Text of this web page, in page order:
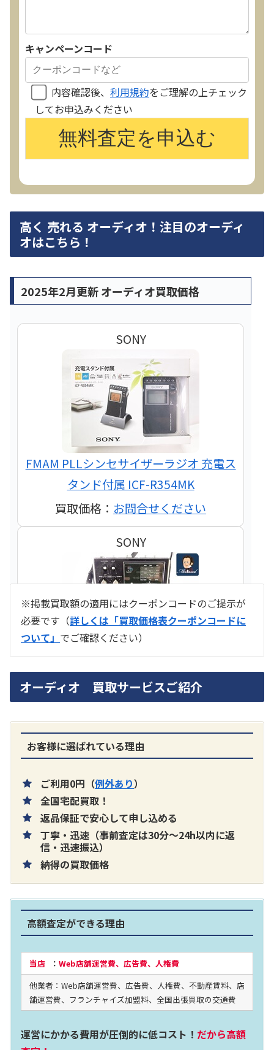
キャンペーンコード
内容確認後、 利用規約をご理解の上チェック
してお申込みください
高く 売れる オーディオ！注目のオーディ
オはこちら！
2025年2月更新 オーディオ買取価格
SONY
FMAM PLLシンセサイザーラジオ 充電ス
タンド付属 ICF-R354MK
買取価格： お問合せください
SONY
買取価格：お問合せください
SONY
片耳巻き取りイヤホン内蔵ラジオ SRF-
2024年12月更新 オーディオ買取価格
LUXKIT
※掲載買取額の適用にはクーポンコードのご提示が
必要です（詳しくは「買取価格表クーポンコードに
ついて」 でご確認ください）
オーディオ 買取サービスご紹介
お客様に選ばれている理由
ご利用0円（例外あり）
全国宅配買取！
返品保証で安心して申し込める
丁寧・迅速（事前査定は30分～24h以内に返
信・迅速振込）
納得の買取価格
高額査定ができる理由
当店： Web店舗運営費、広告費、人権費
他業者：Web店舗運営費、広告費、人権費、不動産賃料、店
舗運営費、フランチャイズ加盟料、全国出張買取の交通費
運営にかかる費用が圧倒的に低コスト！ だから高額